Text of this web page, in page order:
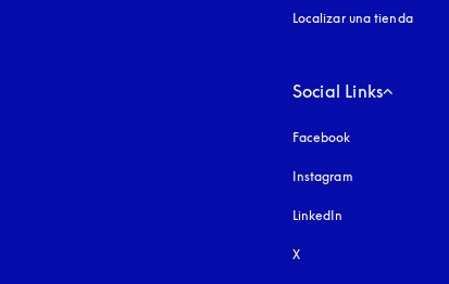
Localizar una tienda
Social Links
Facebook
Instagram
LinkedIn
X